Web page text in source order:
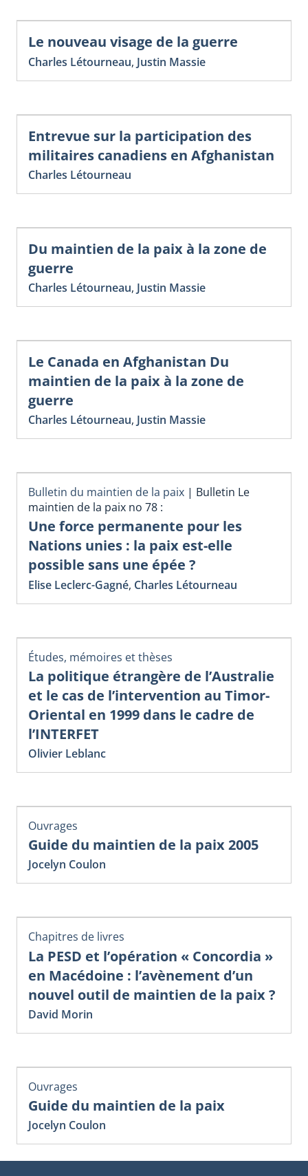
Le nouveau visage de la guerre
Charles Létourneau, Justin Massie
Entrevue sur la participation des
militaires canadiens en Afghanistan
Charles Létourneau
Du maintien de la paix à la zone de
guerre
Charles Létourneau, Justin Massie
Le Canada en Afghanistan Du
maintien de la paix à la zone de
guerre
Charles Létourneau, Justin Massie
Bulletin du maintien de la paix | Bulletin Le
maintien de la paix no 78 :
Une force permanente pour les
Nations unies : la paix est-elle
possible sans une épée ?
Elise Leclerc-Gagné, Charles Létourneau
Études, mémoires et thèses
La politique étrangère de l’Australie
et le cas de l’intervention au Timor-
Oriental en 1999 dans le cadre de
l’INTERFET
Olivier Leblanc
Ouvrages
Guide du maintien de la paix 2005
Jocelyn Coulon
Chapitres de livres
La PESD et l’opération « Concordia »
en Macédoine : l’avènement d’un
nouvel outil de maintien de la paix ?
David Morin
Ouvrages
Guide du maintien de la paix
Jocelyn Coulon